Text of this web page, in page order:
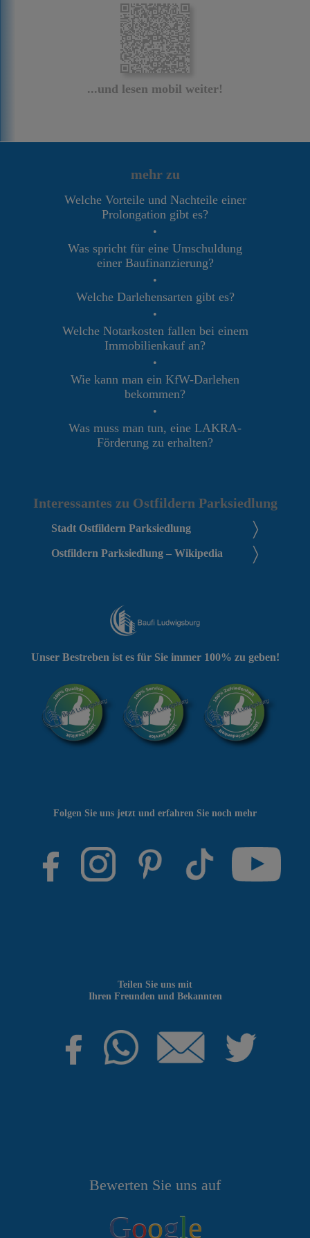
...und lesen mobil weiter!
mehr zu
Welche Vorteile und Nachteile einer
Prolongation gibt es?
•
Was spricht für eine Umschuldung
einer Baufinanzierung?
•
Welche Darlehensarten gibt es?
•
Welche Notarkosten fallen bei einem
Immobilienkauf an?
•
Wie kann man ein KfW-Darlehen
bekommen?
•
Was muss man tun, eine LAKRA-
Förderung zu erhalten?
Interessantes zu Ostfildern Parksiedlung
Stadt Ostfildern Parksiedlung
Ostfildern Parksiedlung – Wikipedia
Bewerten Sie uns auf
Google
Teilen Sie uns mit
Ihren Freunden und Bekannten
Folgen Sie uns jetzt und erfahren Sie noch mehr
Unser Bestreben ist es für Sie immer 100% zu geben!